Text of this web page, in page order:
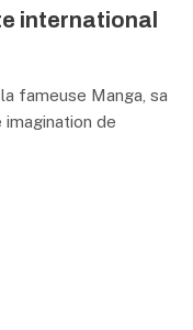
international
fameuse Manga, sa
imagination de